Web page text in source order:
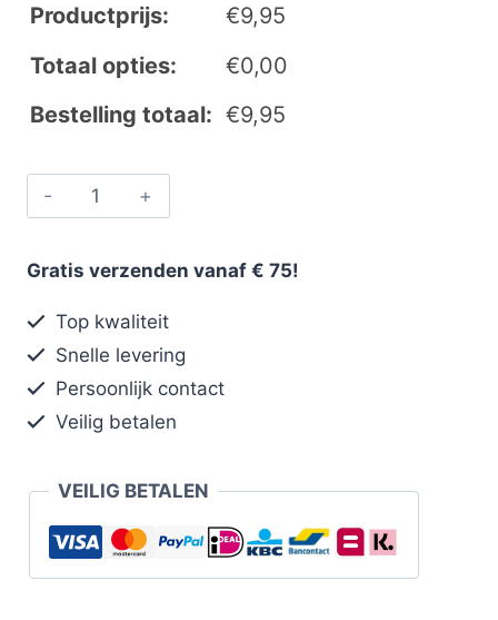
Productprijs: €9,95
Totaal opties:
€0,00
Bestelling totaal: €9,95
Gratis verzenden vanaf € 75!
Top kwaliteit
Snelle levering
Persoonlijk contact
Veilig betalen
VEILIG BETALEN